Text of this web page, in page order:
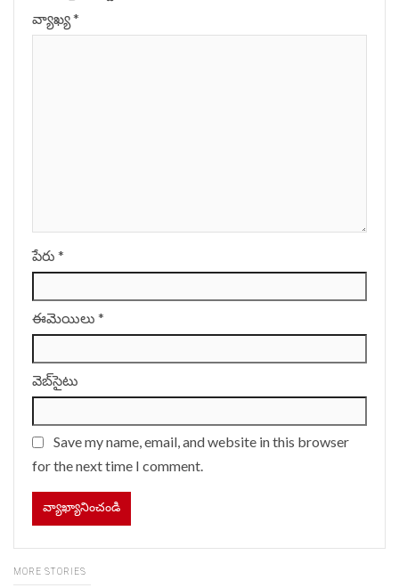
వ్యాఖ్య*
పేరు *
ఈమెయిలు *
వెబ్‌సైటు
Save my name, email, and website in this browser
for the next time I comment.
MORE STORIES